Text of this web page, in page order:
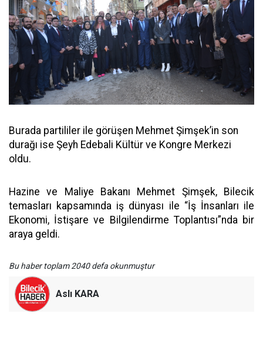
Burada partililer ile görüşen Mehmet Şimşek’in son
durağı ise Şeyh Edebali Kültür ve Kongre Merkezi
oldu.
Hazine ve Maliye Bakanı Mehmet Şimşek, Bilecik
temasları kapsamında iş dünyası ile “İş İnsanları ile
Ekonomi, İstişare ve Bilgilendirme Toplantısı”nda bir
araya geldi.
Bu haber toplam 2040 defa okunmuştur
Aslı KARA